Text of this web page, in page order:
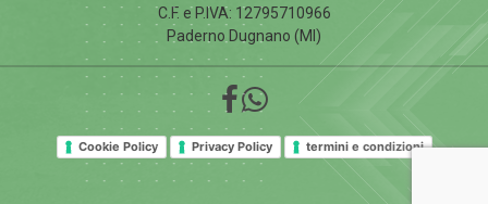
C.F. e P.IVA: 12795710966
Paderno Dugnano (MI)
Cookie Policy Privacy Policy termini e condizioni